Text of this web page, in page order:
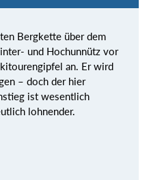
Bergkette über dem
und Hochunnütz vor
an. Er wird
– doch der hier
ist wesentlich
lohnender.